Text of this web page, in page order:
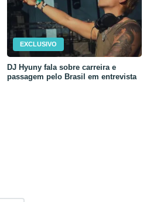
EXCLUSIVO
DJ Hyuny fala sobre carreira e
passagem pelo Brasil em entrevista